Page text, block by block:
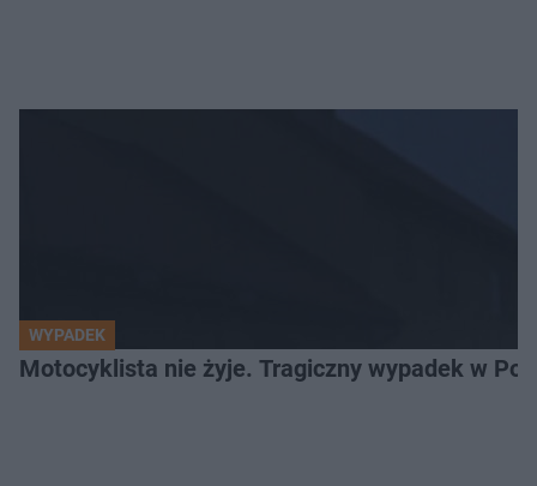
WYPADEK
Motocyklista nie żyje. Tragiczny wypadek w